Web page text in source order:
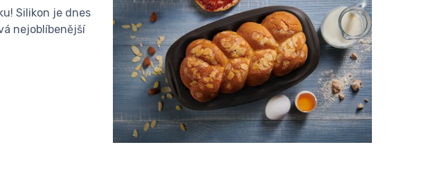
Silikon je dnes
nejoblíbenější